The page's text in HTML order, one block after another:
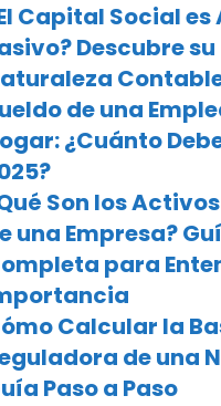
Capital Social
Descubre su
de una
¿Cuánto
Son los
una Empresa?
para
Calcular la
de una
Paso a Paso